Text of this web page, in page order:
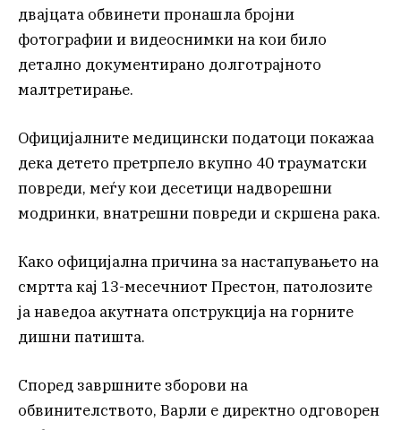
двајцата обвинети пронашла бројни
фотографии и видеоснимки на кои било
детално документирано долготрајното
малтретирање.
Официјалните медицински податоци покажаа
дека детето претрпело вкупно 40 трауматски
повреди, меѓу кои десетици надворешни
модринки, внатрешни повреди и скршена рака.
Како официјална причина за настапувањето на
смртта кај 13-месечниот Престон, патолозите
ја наведоа акутната опструкција на горните
дишни патишта.
Според завршните зборови на
обвинителството, Варли е директно одговорен